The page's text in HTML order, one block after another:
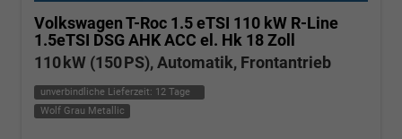
Volkswagen T-Roc 1.5 eTSI 110 kW R-Line
1.5eTSI DSG AHK ACC el. Hk 18 Zoll
110 kW (150 PS), Automatik, Frontantrieb
unverbindliche Lieferzeit: 12 Tage
Wolf Grau Metallic